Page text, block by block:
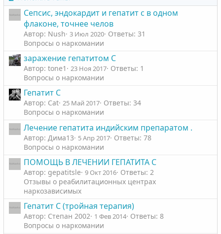
й
г
о
л
о
с
й
о
с
Сепсис, эндокардит и гепатит с в одном
флаконе, точнее челов
Автор: Nush 3 Июл 2020 Ответы: 31
Вопросы о наркомании
заражение гепатитом С
Автор: tone1 23 Ноя 2017 Ответы: 1
Вопросы о наркомании
Гепатит С
Автор: Cat 25 Май 2017 Ответы: 34
Вопросы о наркомании
Лечение гепатита индийским препаратом .
Автор: Дима13 5 Апр 2017 Ответы: 78
Вопросы о наркомании
ПОМОЩЬ В ЛЕЧЕНИИ ГЕПАТИТА С
Автор: gepatitsle 9 Окт 2016 Ответы: 2
Отзывы о реабилитационных центрах
наркозависимых
Гепатит С (тройная терапия)
Автор: Степан 2002 1 Фев 2014 Ответы: 8
Вопросы о наркомании